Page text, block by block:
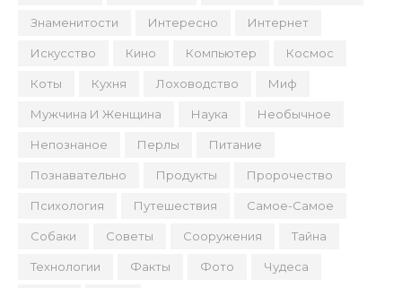
Знаменитости Интересно Интернет
Искусство Кино Компьютер Космос
Коты Кухня Лоховодство Миф
Мужчина И Женщина Наука Необычное
Непознаное Перлы Питание
Познавательно Продукты Пророчество
Психология Путешествия Самое-Самое
Собаки Советы Сооружения Тайна
Технологии Факты Фото Чудеса